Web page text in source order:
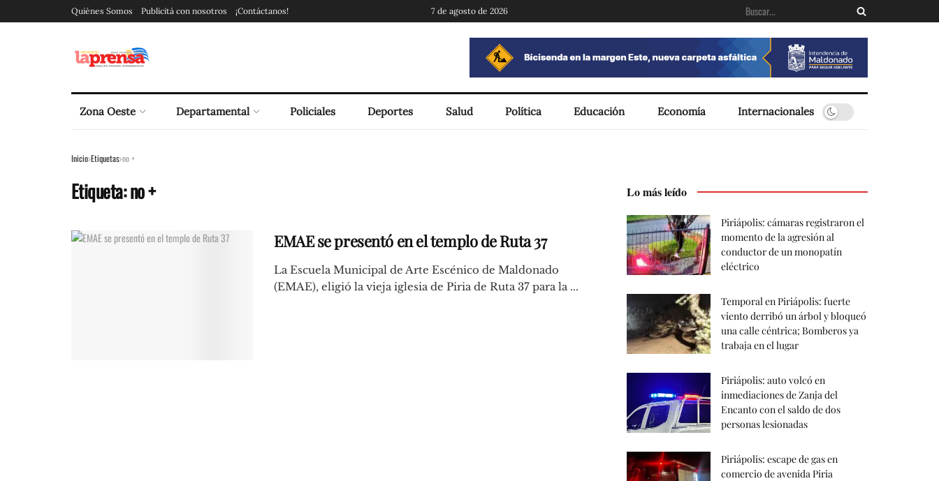
Quiénes Somos Publicitá con nosotros ¡Contáctanos! 7 de agosto de 2026
Zona Oeste Departamental Policiales Deportes Salud Política Educación Economía Internacionales
Inicio Etiquetas no +
Etiqueta:no +
EMAE se presentó en el templo de Ruta 37
La Escuela Municipal de Arte Escénico de Maldonado
(EMAE), eligió la vieja iglesia de Piria de Ruta 37 para la ...
Lo más leído
Piriápolis: cámaras registraron el
momento de la agresión al
conductor de un monopatín
eléctrico
Temporal en Piriápolis: fuerte
viento derribó un árbol y bloqueó
una calle céntrica; Bomberos ya
trabaja en el lugar
Piriápolis: auto volcó en
inmediaciones de Zanja del
Encanto con el saldo de dos
personas lesionadas
Piriápolis: escape de gas en
comercio de avenida Piria